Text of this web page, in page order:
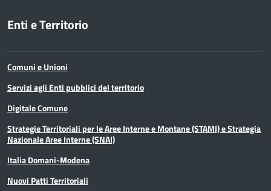
Enti e Territorio
Comuni e Unioni
Servizi agli Enti pubblici del territorio
Digitale Comune
Strategie Territoriali per le Aree Interne e Montane (STAMI) e Strategia
Nazionale Aree Interne (SNAI)
Italia Domani-Modena
Nuovi Patti Territoriali